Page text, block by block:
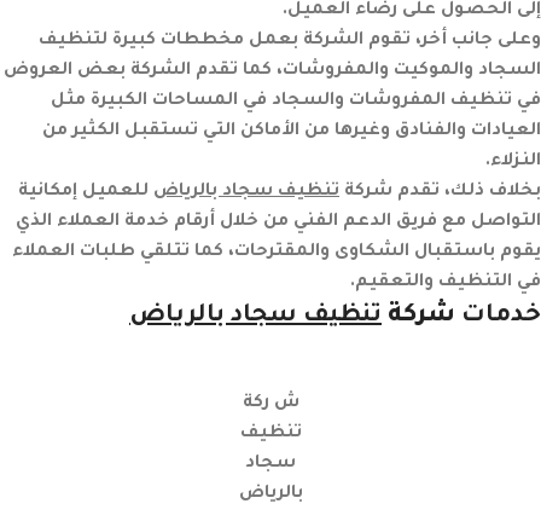
إلى الحصول على رضاء العميل.
وعلى جانب أخر، تقوم الشركة بعمل مخططات كبيرة لتنظيف
السجاد والموكيت والمفروشات، كما تقدم الشركة بعض العروض
في تنظيف المفروشات والسجاد في المساحات الكبيرة مثل
العيادات والفنادق وغيرها من الأماكن التي تستقبل الكثير من
النزلاء.
بخلاف ذلك، تقدم شركة تنظيف سجاد بالرياض للعميل إمكانية
التواصل مع فريق الدعم الفني من خلال أرقام خدمة العملاء الذي
يقوم باستقبال الشكاوى والمقترحات، كما تتلقي طلبات العملاء
في التنظيف والتعقيم.
خدمات شركة تنظيف سجاد بالرياض
ش ركة
تنظيف
سجاد
بالرياض